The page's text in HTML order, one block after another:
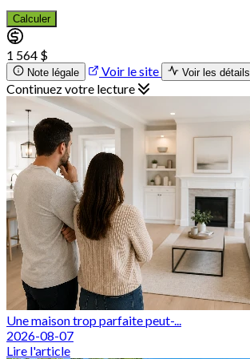
Calculer
1 564 $
Note légale Voir le site Voir les détails
Continuez votre lecture
Une maison trop parfaite peut-...
2026-08-07
Lire l'article